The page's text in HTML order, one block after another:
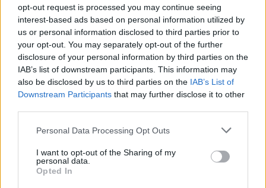
opt-out request is processed you may continue seeing
interest-based ads based on personal information utilized by
us or personal information disclosed to third parties prior to
your opt-out. You may separately opt-out of the further
disclosure of your personal information by third parties on the
IAB’s list of downstream participants. This information may
also be disclosed by us to third parties on the IAB’s List of
Downstream Participants that may further disclose it to other
Personal Data Processing Opt Outs
I want to opt-out of the Sharing of my
personal data.
Opted In